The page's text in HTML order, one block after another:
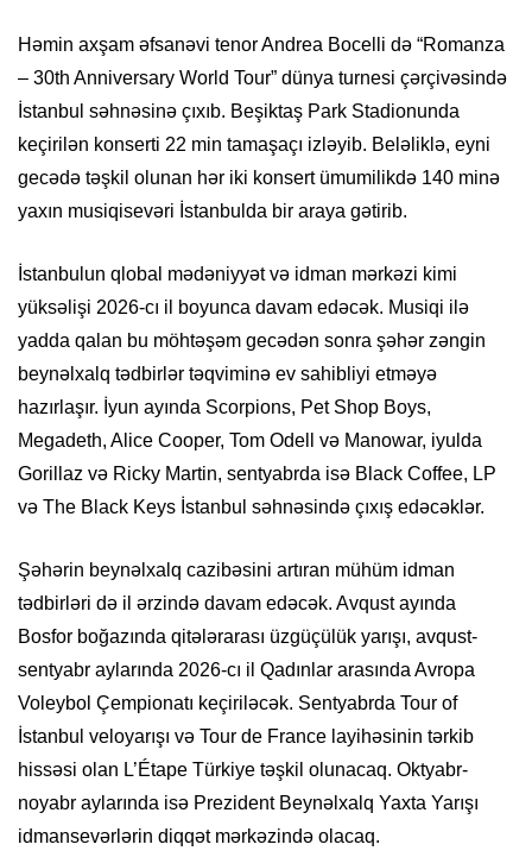
Həmin axşam əfsanəvi tenor Andrea Bocelli də “Romanza
– 30th Anniversary World Tour” dünya turnesi çərçivəsində
İstanbul səhnəsinə çıxıb. Beşiktaş Park Stadionunda
keçirilən konserti 22 min tamaşaçı izləyib. Beləliklə, eyni
gecədə təşkil olunan hər iki konsert ümumilikdə 140 minə
yaxın musiqisevəri İstanbulda bir araya gətirib.
İstanbulun qlobal mədəniyyət və idman mərkəzi kimi
yüksəlişi 2026-cı il boyunca davam edəcək. Musiqi ilə
yadda qalan bu möhtəşəm gecədən sonra şəhər zəngin
beynəlxalq tədbirlər təqviminə ev sahibliyi etməyə
hazırlaşır. İyun ayında Scorpions, Pet Shop Boys,
Megadeth, Alice Cooper, Tom Odell və Manowar, iyulda
Gorillaz və Ricky Martin, sentyabrda isə Black Coffee, LP
və The Black Keys İstanbul səhnəsində çıxış edəcəklər.
Şəhərin beynəlxalq cazibəsini artıran mühüm idman
tədbirləri də il ərzində davam edəcək. Avqust ayında
Bosfor boğazında qitələrarası üzgüçülük yarışı, avqust-
sentyabr aylarında 2026-cı il Qadınlar arasında Avropa
Voleybol Çempionatı keçiriləcək. Sentyabrda Tour of
İstanbul veloyarışı və Tour de France layihəsinin tərkib
hissəsi olan L’Étape Türkiye təşkil olunacaq. Oktyabr-
noyabr aylarında isə Prezident Beynəlxalq Yaxta Yarışı
idmansevərlərin diqqət mərkəzində olacaq.